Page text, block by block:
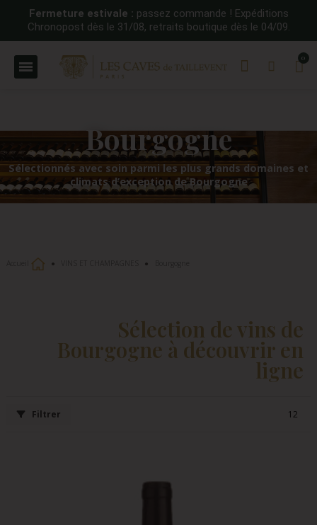
Fermeture estivale : passez commande ! Expéditions
Chronopost dès le 31/08, retraits boutique dès le 04/09.
Bourgogne
Sélectionnés avec soin parmi les plus grands domaines et
climats d’exception de Bourgogne
Sélection de vins de
Bourgogne à découvrir en
ligne
Filtrer 12